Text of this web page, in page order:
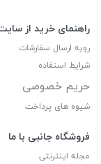
راهنمای خرید از
رویه ارسال سفارشات
شرایط استفاده
حریم خصوصی
شیوه های پرداخت
فروشگاه جانبی با ما
مجله اینترنتی